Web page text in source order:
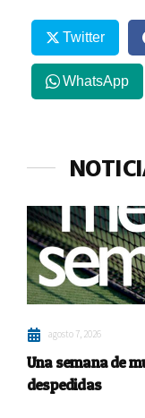
Twitter
WhatsApp
agosto 7, 2026
Una semana de
despedidas